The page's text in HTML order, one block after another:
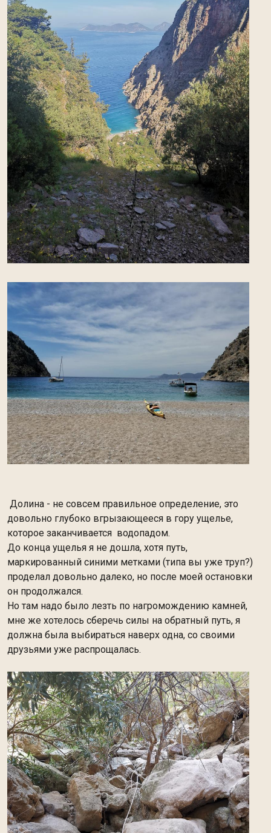
Долина - не совсем правильное определение, это
довольно глубоко вгрызающееся в гору ущелье,
которое заканчивается водопадом.
До конца ущелья я не дошла, хотя путь,
маркированный синими метками (типа вы уже труп?)
проделал довольно далеко, но после моей остановки
он продолжался.
Но там надо было лезть по нагромождению камней,
мне же хотелось сберечь силы на обратный путь, я
должна была выбираться наверх одна, со своими
друзьями уже распрощалась.